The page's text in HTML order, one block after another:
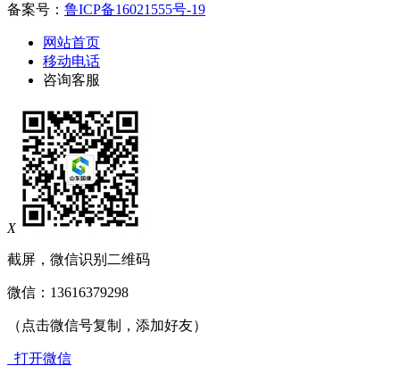
备案号： 鲁ICP备16021555号-19
网站首页
移动电话
咨询客服
X
截屏，微信识别二维码
微信： 13616379298
（点击微信号复制，添加好友）
打开微信